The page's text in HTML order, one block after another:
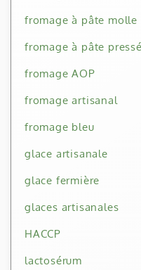
fromage à pâte molle
fromage à pâte
fromage AOP
fromage artisanal
fromage bleu
glace artisanale
glace fermière
glaces artisanales
HACCP
lactosérum